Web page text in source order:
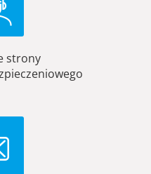
strony